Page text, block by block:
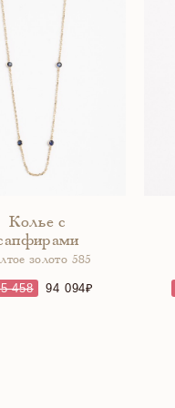
Колье с
золото 585
458 94 094